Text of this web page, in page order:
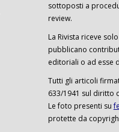
sottoposti a
review.
La Rivista riceve
pubblicano
editoriali o ad esse
Tutti gli articoli
633/1941 sul diritto
Le foto presenti su
protette da